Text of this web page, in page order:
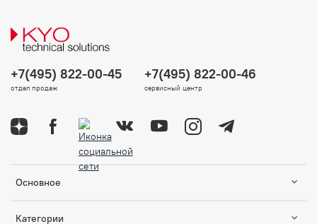
Основное
Категории
+7(495) 822-00-45
отдел продаж
+7(495) 822-00-46
сервисный центр